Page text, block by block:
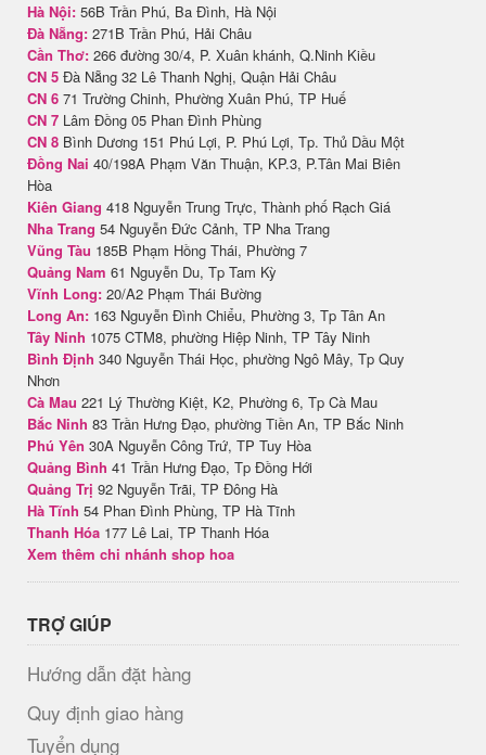
Hà Nội: 56B Trần Phú, Ba Đình, Hà Nội
Đà Nẵng: 271B Trần Phú, Hải Châu
Cần Thơ: 266 đường 30/4, P. Xuân khánh, Q.Ninh Kiều
CN 5 Đà Nẵng 32 Lê Thanh Nghị, Quận Hải Châu
CN 6 71 Trường Chinh, Phường Xuân Phú, TP Huế
CN 7 Lâm Đồng 05 Phan Đình Phùng
CN 8 Bình Dương 151 Phú Lợi, P. Phú Lợi, Tp. Thủ Dầu Một
Đồng Nai 40/198A Phạm Văn Thuận, KP.3, P.Tân Mai Biên
Hòa
Kiên Giang 418 Nguyễn Trung Trực, Thành phố Rạch Giá
Nha Trang 54 Nguyễn Đức Cảnh, TP Nha Trang
Vũng Tàu 185B Phạm Hồng Thái, Phường 7
Quảng Nam 61 Nguyễn Du, Tp Tam Kỳ
Vĩnh Long: 20/A2 Phạm Thái Bường
Long An: 163 Nguyễn Đình Chiểu, Phường 3, Tp Tân An
Tây Ninh 1075 CTM8, phường Hiệp Ninh, TP Tây Ninh
Bình Định 340 Nguyễn Thái Học, phường Ngô Mây, Tp Quy
Nhơn
Cà Mau 221 Lý Thường Kiệt, K2, Phường 6, Tp Cà Mau
Bắc Ninh 83 Trần Hưng Đạo, phường Tiền An, TP Bắc Ninh
Phú Yên 30A Nguyễn Công Trứ, TP Tuy Hòa
Quảng Bình 41 Trần Hưng Đạo, Tp Đồng Hới
Quảng Trị 92 Nguyễn Trãi, TP Đông Hà
Hà Tĩnh 54 Phan Đình Phùng, TP Hà Tĩnh
Thanh Hóa 177 Lê Lai, TP Thanh Hóa
Xem thêm chi nhánh shop hoa
TRỢ GIÚP
Hướng dẫn đặt hàng
Quy định giao hàng
Tuyển dụng